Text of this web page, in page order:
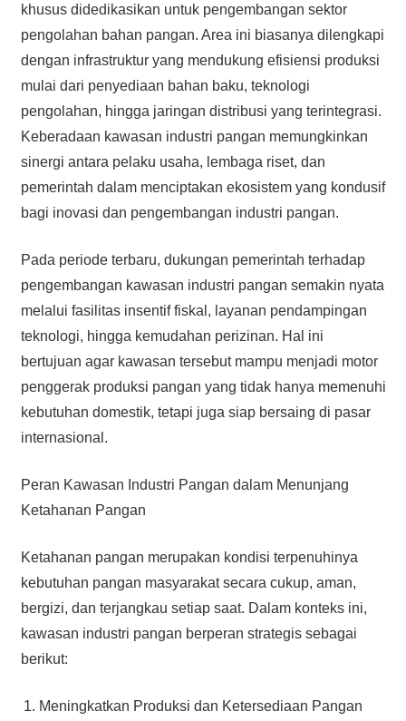
khusus didedikasikan untuk pengembangan sektor
pengolahan bahan pangan. Area ini biasanya dilengkapi
dengan infrastruktur yang mendukung efisiensi produksi
mulai dari penyediaan bahan baku, teknologi
pengolahan, hingga jaringan distribusi yang terintegrasi.
Keberadaan kawasan industri pangan memungkinkan
sinergi antara pelaku usaha, lembaga riset, dan
pemerintah dalam menciptakan ekosistem yang kondusif
bagi inovasi dan pengembangan industri pangan.
Pada periode terbaru, dukungan pemerintah terhadap
pengembangan kawasan industri pangan semakin nyata
melalui fasilitas insentif fiskal, layanan pendampingan
teknologi, hingga kemudahan perizinan. Hal ini
bertujuan agar kawasan tersebut mampu menjadi motor
penggerak produksi pangan yang tidak hanya memenuhi
kebutuhan domestik, tetapi juga siap bersaing di pasar
internasional.
Peran Kawasan Industri Pangan dalam Menunjang
Ketahanan Pangan
Ketahanan pangan merupakan kondisi terpenuhinya
kebutuhan pangan masyarakat secara cukup, aman,
bergizi, dan terjangkau setiap saat. Dalam konteks ini,
kawasan industri pangan berperan strategis sebagai
berikut:
Meningkatkan Produksi dan Ketersediaan Pangan